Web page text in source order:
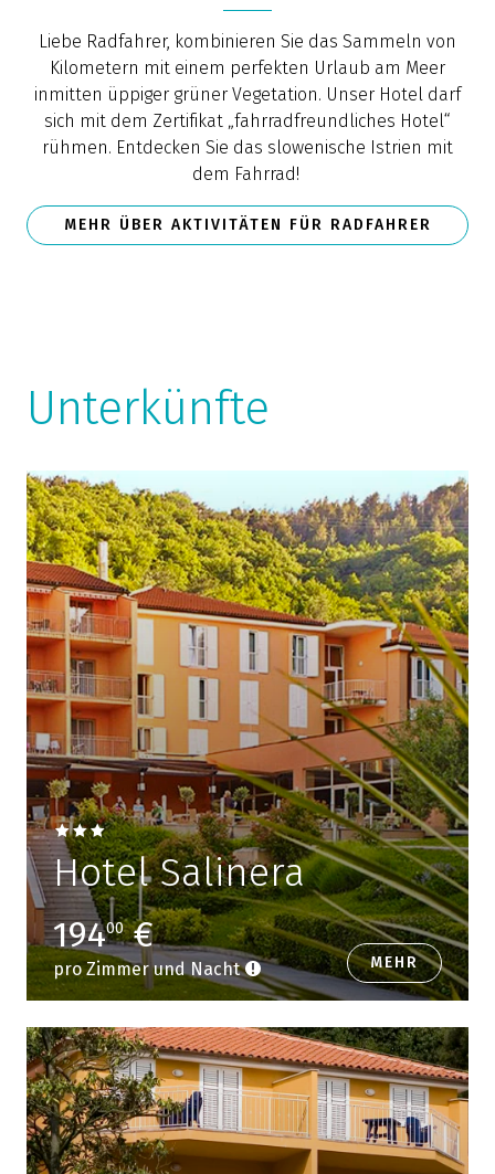
Liebe Radfahrer, kombinieren Sie das Sammeln von
Kilometern mit einem perfekten Urlaub am Meer
inmitten üppiger grüner Vegetation. Unser Hotel darf
sich mit dem Zertifikat „fahrradfreundliches Hotel“
rühmen. Entdecken Sie das slowenische Istrien mit
dem Fahrrad!
MEHR ÜBER AKTIVITÄTEN FÜR RADFAHRER
Unterkünfte
Hotel Salinera
19400€
pro Zimmer und Nacht MEHR